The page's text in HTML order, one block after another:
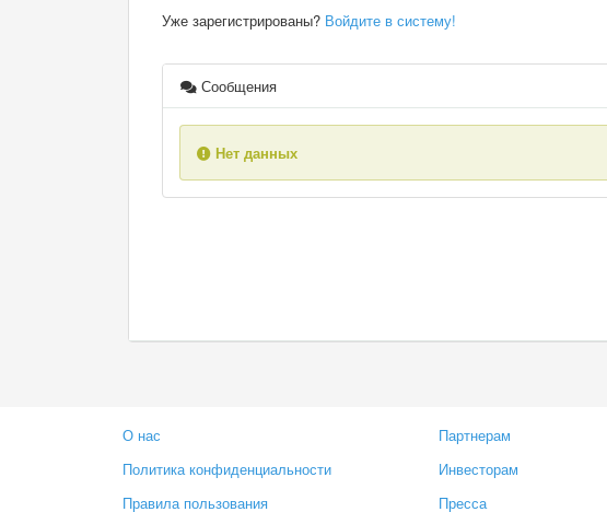
Уже зарегистрированы? Войдите в систему!
Сообщения
Нет данных
О нас
Политика конфиденциальности
Правила пользования
Партнерам
Инвесторам
Пресса